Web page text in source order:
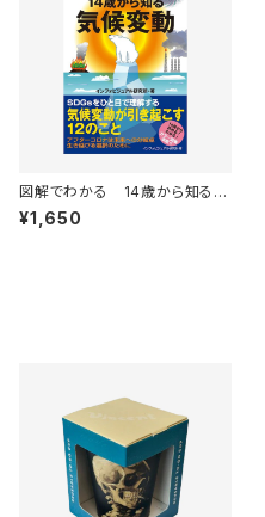
図解でわかる 14歳から知る気
候変動
¥1,650